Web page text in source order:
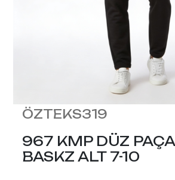
ÖZTEKS319
967 KMP DÜZ
BASKZ ALT 7-10